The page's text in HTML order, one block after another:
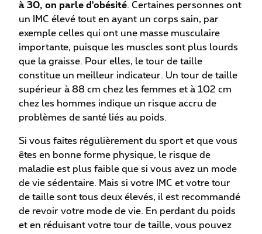
à 30, on parle d'obésité. Certaines personnes ont
un IMC élevé tout en ayant un corps sain, par
exemple celles qui ont une masse musculaire
importante, puisque les muscles sont plus lourds
que la graisse. Pour elles, le tour de taille
constitue un meilleur indicateur. Un tour de taille
supérieur à 88 cm chez les femmes et à 102 cm
chez les hommes indique un risque accru de
problèmes de santé liés au poids.
Si vous faites régulièrement du sport et que vous
êtes en bonne forme physique, le risque de
maladie est plus faible que si vous avez un mode
de vie sédentaire. Mais si votre IMC et votre tour
de taille sont tous deux élevés, il est recommandé
de revoir votre mode de vie. En perdant du poids
et en réduisant votre tour de taille, vous pouvez